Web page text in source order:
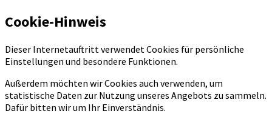
Cookie-Hinweis
Dieser Internetauftritt verwendet Cookies für persönliche
Einstellungen und besondere Funktionen.
Außerdem möchten wir Cookies auch verwenden, um
statistische Daten zur Nutzung unseres Angebots zu sammeln.
Dafür bitten wir um Ihr Einverständnis.